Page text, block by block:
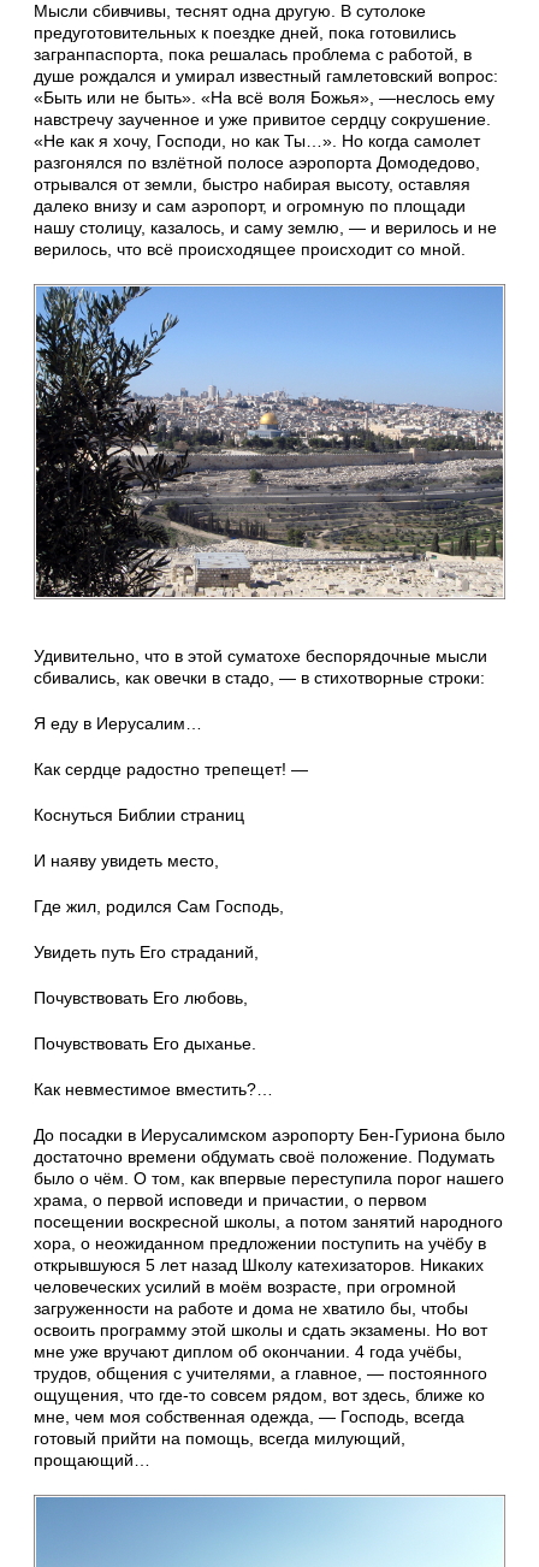
Мысли сбивчивы, теснят одна другую. В сутолоке
предуготовительных к поездке дней, пока готовились
загранпаспорта, пока решалась проблема с работой, в
душе рождался и умирал известный гамлетовский вопрос:
«Быть или не быть». «На всё воля Божья», —неслось ему
навстречу заученное и уже привитое сердцу сокрушение.
«Не как я хочу, Господи, но как Ты…». Но когда самолет
разгонялся по взлётной полосе аэропорта Домодедово,
отрывался от земли, быстро набирая высоту, оставляя
далеко внизу и сам аэропорт, и огромную по площади
нашу столицу, казалось, и саму землю, — и верилось и не
верилось, что всё происходящее происходит со мной.
Удивительно, что в этой суматохе беспорядочные мысли
сбивались, как овечки в стадо, — в стихотворные строки:
Я еду в Иерусалим…
Как сердце радостно трепещет! —
Коснуться Библии страниц
И наяву увидеть место,
Где жил, родился Сам Господь,
Увидеть путь Его страданий,
Почувствовать Его любовь,
Почувствовать Его дыханье.
Как невместимое вместить?…
До посадки в Иерусалимском аэропорту Бен-Гуриона было
достаточно времени обдумать своё положение. Подумать
было о чём. О том, как впервые переступила порог нашего
храма, о первой исповеди и причастии, о первом
посещении воскресной школы, а потом занятий народного
хора, о неожиданном предложении поступить на учёбу в
открывшуюся 5 лет назад Школу катехизаторов. Никаких
человеческих усилий в моём возрасте, при огромной
загруженности на работе и дома не хватило бы, чтобы
освоить программу этой школы и сдать экзамены. Но вот
мне уже вручают диплом об окончании. 4 года учёбы,
трудов, общения с учителями, а главное, — постоянного
ощущения, что где-то совсем рядом, вот здесь, ближе ко
мне, чем моя собственная одежда, — Господь, всегда
готовый прийти на помощь, всегда милующий,
прощающий…